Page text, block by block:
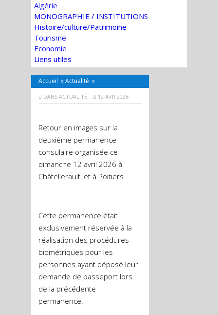
Algérie
MONOGRAPHIE / INSTITUTIONS
Histoire/culture/Patrimoine
Tourisme
Economie
Liens utiles
Accueil »Actualité »
DANS ACTUALITÉ 12 AVR 2026
Retour en images sur la
deuxième permanence
consulaire organisée ce
dimanche 12 avril 2026 à
Châtellerault, et à Poitiers.
Cette permanence était
exclusivement réservée à la
réalisation des procédures
biométriques pour les
personnes ayant déposé leur
demande de passeport lors
de la précédente
permanence.